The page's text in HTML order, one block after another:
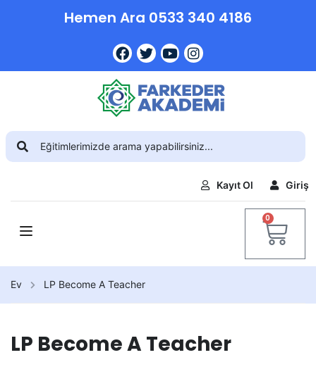
Hemen Ara 0533 340 4186
Kayıt Ol Giriş
0
Ev LP Become A Teacher
LP Become A Teacher